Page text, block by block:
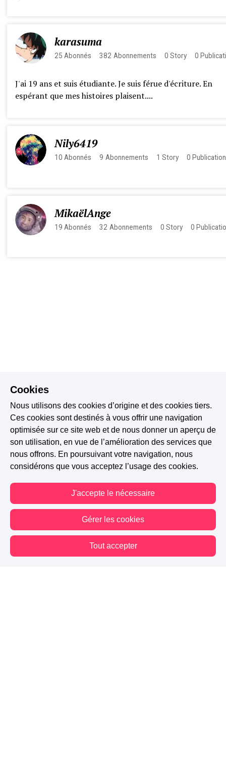
karasuma
25 Abonnés 382 Abonnements 0 Story 0
J'ai 19 ans et suis étudiante. Je suis férue d'écriture. En
espérant que mes histoires plaisent....
Nily6419
10 Abonnés 9 Abonnements 1 Story 0 Publication
MikaëlAnge
19 Abonnés 32 Abonnements 0 Story 0
Cookies
Nous utilisons des cookies d’origine et des cookies tiers.
Ces cookies sont destinés à vous offrir une navigation
optimisée sur ce site web et de nous donner un aperçu de
son utilisation, en vue de l’amélioration des services que
nous offrons. En poursuivant votre navigation, nous
considérons que vous acceptez l’usage des cookies.
J'accepte le nécessaire
Gérer les cookies
Tout accepter